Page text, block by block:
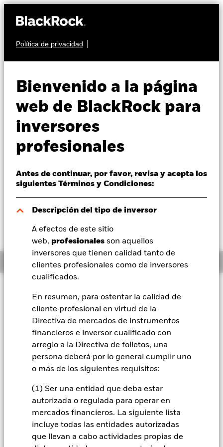
Política de privacidad
Bienvenido a la página
web de BlackRock para
inversores
profesionales
Antes de continuar, por favor, revisa y acepta los
siguientes Términos y Condiciones:
Descripción del tipo de inversor
A efectos de este sitio
web, profesionales son aquellos
inversores que tienen calidad tanto de
clientes profesionales como de inversores
cualificados.
En resumen, para ostentar la calidad de
cliente profesional en virtud de la
Directiva de mercados de instrumentos
financieros e inversor cualificado con
arreglo a la Directiva de folletos, una
persona deberá por lo general cumplir uno
o más de los siguientes requisitos:
(1) Ser una entidad que deba estar
autorizada o regulada para operar en
mercados financieros. La siguiente lista
incluye todas las entidades autorizadas
que llevan a cabo actividades propias de
Perspectivas
Visión de mercado
Educación
Profesionales
España
Change location
BlackRock
iShares
Nuestra compañía
Multi-Strategy Fund
Valor liquidativo a 07 ago 2026
CHF 99,70
CHF -0,01 (-0,01%)
Información general
El Fondo tiene por objetivo lograr una rentabilidad total de
su inversión, a través de una combinación de revalorización
del capital y rendimientos de los activos del Fondo, de un
modo coherente con la inversión centrada en los factores
«ESG». El Fondo aplica un enfoque flexible a la asignación
de activos e intentará obtener exposición a través de diversas
clases de activos. Para alcanzar su objetivo, el Fondo invertirá
a escala mundial en valores de renta variable (como
de renta fija (RF) (como bonos), valores relacionados con RF e
instrumentos del mercado monetario (IMM) (como títulos de
deuda con vencimientos a corto plazo), valores de titulización
de activos (VTA) y valores de titulización de hipotecas (MBS)
(es decir, valores financieros respaldados por flujos de
efectivo procedentes de deuda), depósitos, efectivo y otros